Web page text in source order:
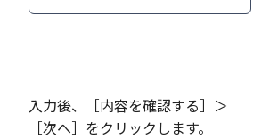
入力後、［内容を確認する］＞
［次へ］をクリックします。